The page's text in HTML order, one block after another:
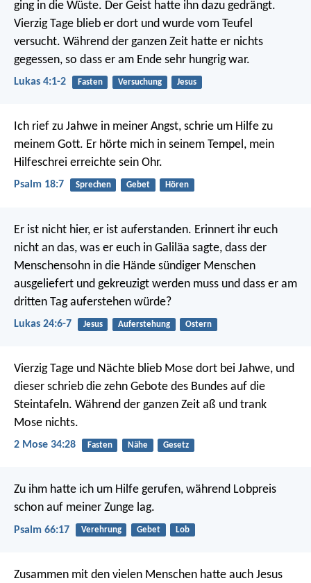
ging in die Wüste. Der Geist hatte ihn dazu gedrängt.
Vierzig Tage blieb er dort und wurde vom Teufel
versucht. Während der ganzen Zeit hatte er nichts
gegessen, so dass er am Ende sehr hungrig war.
Lukas 4:1-2 Fasten Versuchung Jesus
Ich rief zu Jahwe in meiner Angst, schrie um Hilfe zu
meinem Gott. Er hörte mich in seinem Tempel, mein
Hilfeschrei erreichte sein Ohr.
Psalm 18:7 Sprechen Gebet Hören
Er ist nicht hier, er ist auferstanden. Erinnert ihr euch
nicht an das, was er euch in Galiläa sagte, dass der
Menschensohn in die Hände sündiger Menschen
ausgeliefert und gekreuzigt werden muss und dass er am
dritten Tag auferstehen würde?
Lukas 24:6-7 Jesus Auferstehung Ostern
Vierzig Tage und Nächte blieb Mose dort bei Jahwe, und
dieser schrieb die zehn Gebote des Bundes auf die
Steintafeln. Während der ganzen Zeit aß und trank
Mose nichts.
2 Mose 34:28 Fasten Nähe Gesetz
Zu ihm hatte ich um Hilfe gerufen, während Lobpreis
schon auf meiner Zunge lag.
Psalm 66:17 Verehrung Gebet Lob
Zusammen mit den vielen Menschen hatte auch Jesus